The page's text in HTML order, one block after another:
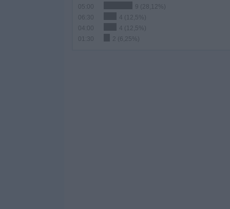
05:00
9 (28,12%)
06:30
4 (12,5%)
4 (12,5%)
01:30
2 (6,25%)